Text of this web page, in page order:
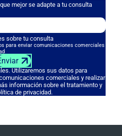
mejor se adapte a tu consulta
sobre tu consulta
para enviar comunicaciones comerciales
Utilizaremos sus datos para
comerciales y realizar
información sobre el tratamiento y
de privacidad.